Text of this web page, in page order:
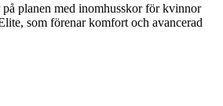
på planen med inomhusskor för kvinnor
som förenar komfort och avancerad